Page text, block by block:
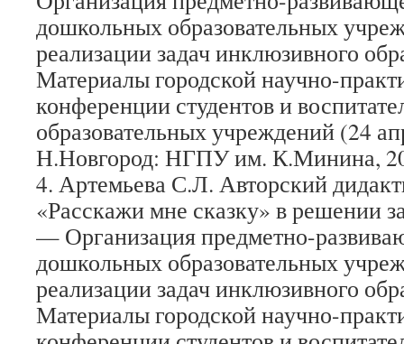
дошкольных образовательных
реализации задач инклюзивного
Материалы городской научно-
конференции студентов и
образовательных учреждений (24
Н.Новгород: НГПУ им. К.Минина,
4. Артемьева С.Л. Авторский
«Расскажи мне сказку» в решении
— Организация предметно-
дошкольных образовательных
реализации задач инклюзивного
Материалы городской научно-